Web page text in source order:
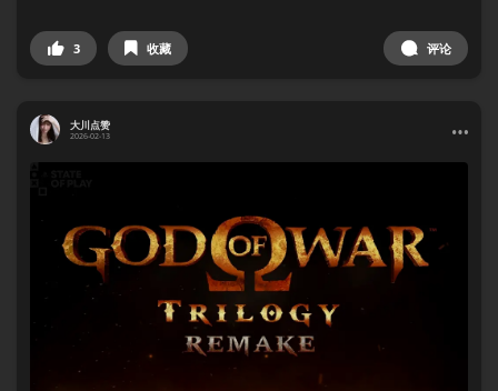
3 收藏 评论
大川点赞
2026-02-13